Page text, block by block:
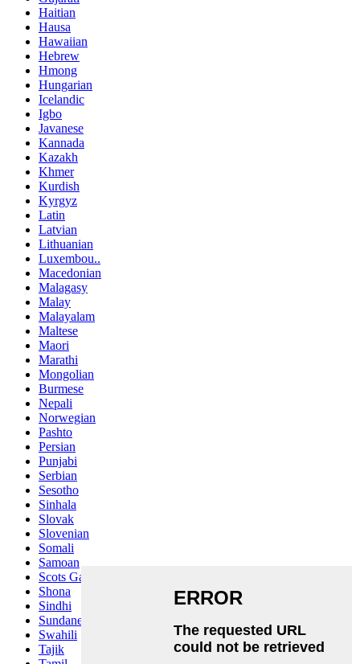
Haitian
Hausa
Hawaiian
Hebrew
Hmong
Hungarian
Icelandic
Igbo
Javanese
Kannada
Kazakh
Khmer
Kurdish
Kyrgyz
Latin
Latvian
Lithuanian
Luxembou..
Macedonian
Malagasy
Malay
Malayalam
Maltese
Maori
Marathi
Mongolian
Burmese
Nepali
Norwegian
Pashto
Persian
Punjabi
Serbian
Sesotho
Sinhala
Slovak
Slovenian
Somali
Samoan
Scots Gaelic
Shona
Sindhi
Sundanese
Swahili
Tajik